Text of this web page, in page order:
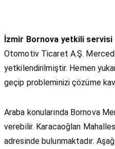
İzmir Bornova yetkili servisi
Otomotiv Ticaret A.Ş.
yetkilendirilmiştir. Hemen
geçip probleminizi çözüme
Araba konularında Bornova
verebilir. Karacaoğlan
adresinde bulunmaktadır.